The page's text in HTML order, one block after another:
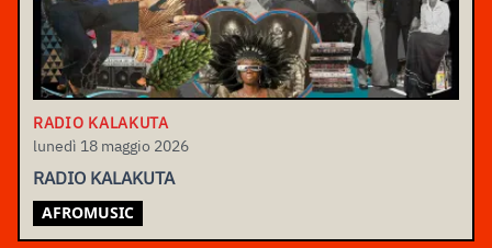
RADIO KALAKUTA
lunedì 18 maggio 2026
RADIO KALAKUTA
AFROMUSIC